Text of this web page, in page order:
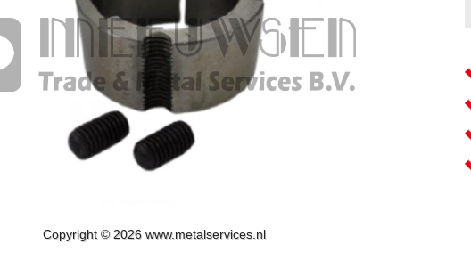
Copyright © 2026 www.metalservices.nl